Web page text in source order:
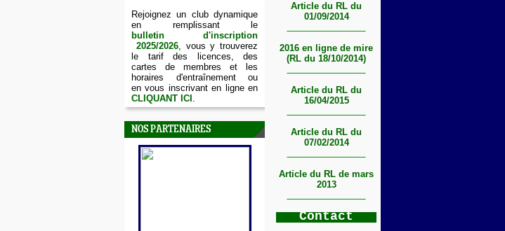
Rejoignez un club dynamique
en remplissant le
bulletin d'inscription
2025/2026, vous y trouverez
le tarif des licences, des
cartes de membres et les
horaires d'entraînement ou
en vous inscrivant en ligne en
CLIQUANT ICI .
NOS PARTENAIRES
Article du RL du
01/09/2014
2016 en ligne de mire
(RL du 18/10/2014)
Article du RL du
16/04/2015
Article du RL du
07/02/2014
Article du RL de mars
2013
Contact